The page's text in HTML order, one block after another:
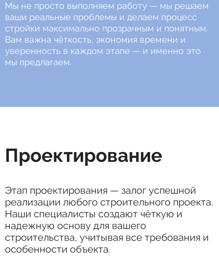
Мы не просто выполняем работу — мы решаем
ваши реальные проблемы и делаем процесс
стройки максимально прозрачным и понятным.
Вам важна чёткость, экономия времени и
уверенность в каждом этапе — и именно это
мы предлагаем.
Проектирование
Этап проектирования — залог успешной
реализации любого строительного проекта.
Наши специалисты создают чёткую и
надежную основу для вашего
строительства, учитывая все требования и
особенности объекта.